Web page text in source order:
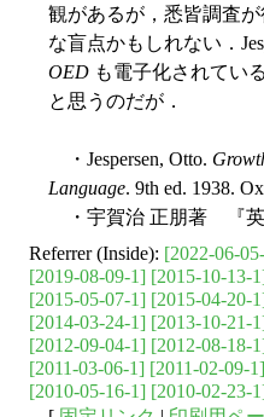
観があるが，悉皆調査
な盲点かもしれない．
OED も電子化されてい
と思うのだが．
・Jespersen, Otto.
Language. 9th ed. 1938.
・宇賀治 正朋著 『英
Referrer (Inside): [2022-06-
[2019-08-09-1] [2015-10-13-
[2015-05-07-1] [2015-04-20-
[2014-03-24-1] [2013-10-21-
[2012-09-04-1] [2012-08-18-
[2011-03-06-1] [2011-02-09-1]
[2010-05-16-1] [2010-02-23-